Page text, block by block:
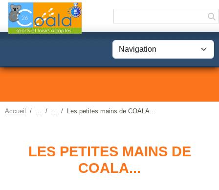
Accueil Les petites mains de COALA...
LES PETITES MAINS DE
COALA...
Panneau de gestion des cookies